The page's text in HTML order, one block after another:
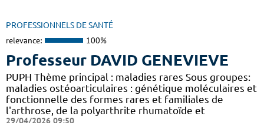
PROFESSIONNELS DE SANTÉ
relevance: 100%
Professeur DAVID GENEVIEVE
PUPH Thème principal : maladies rares Sous groupes:
maladies ostéoarticulaires : génétique moléculaires et
fonctionnelle des formes rares et familiales de
l'arthrose, de la polyarthrite rhumatoïde et
29/04/2026 09:50